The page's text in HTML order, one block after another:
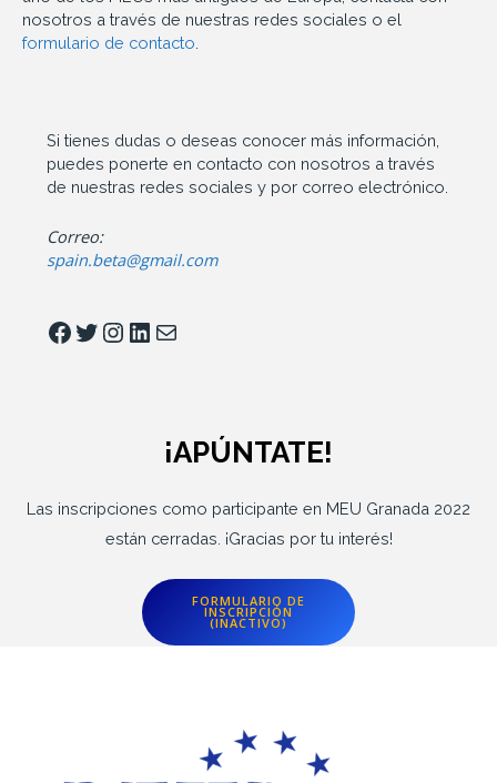
nosotros a través de nuestras redes sociales o el
formulario de contacto
Si tienes dudas o deseas conocer más información,
puedes ponerte en contacto con nosotros a través
de nuestras redes sociales y por correo electrónico.
Correo:
spain.beta@gmail.com
Facebook Twitter InstagramLinkedIn Correo electrónico
¡APÚNTATE!
Las inscripciones como participante en MEU Granada 2022
están cerradas. ¡Gracias por tu interés!
FORMULARIO DE
INSCRIPCIÓN
(INACTIVO)